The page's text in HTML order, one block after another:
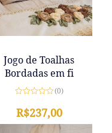
Jogo de Toalhas
Bordadas em fi
0
de
5
(0)
R$237,00